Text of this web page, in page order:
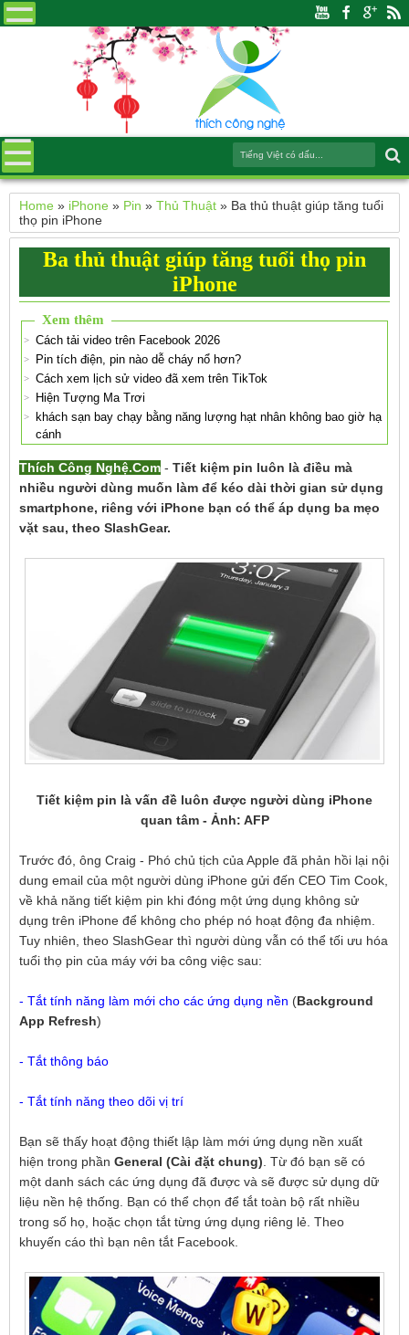
Home » iPhone » Pin »Thủ Thuật » Ba thủ thuật giúp tăng tuổi
thọ pin iPhone
Ba thủ thuật giúp tăng tuổi thọ pin
iPhone
Xem thêm
Cách tải video trên Facebook 2026
Pin tích điện, pin nào dễ cháy nổ hơn?
Cách xem lịch sử video đã xem trên TikTok
Hiện Tượng Ma Trơi
khách sạn bay chạy bằng năng lượng hạt nhân không bao giờ hạ
cánh
Thích Công Nghệ.Com -Tiết kiệm pin luôn là điều mà
nhiều người dùng muốn làm để kéo dài thời gian sử dụng
smartphone, riêng với iPhone bạn có thể áp dụng ba mẹo
vặt sau, theo SlashGear.
Tiết kiệm pin là vấn đề luôn được người dùng iPhone
quan tâm - Ảnh: AFP
Trước đó, ông Craig - Phó chủ tịch của Apple đã phản hồi lại nội
dung email của một người dùng iPhone gửi đến CEO Tim Cook,
về khả năng tiết kiệm pin khi đóng một ứng dụng không sử
dụng trên iPhone để không cho phép nó hoạt động đa nhiệm.
Tuy nhiên, theo SlashGear thì người dùng vẫn có thể tối ưu hóa
tuổi thọ pin của máy với ba công việc sau:
- Tắt tính năng làm mới cho các ứng dụng nền (Background
App Refresh)
- Tắt thông báo
- Tắt tính năng theo dõi vị trí
Bạn sẽ thấy hoạt động thiết lập làm mới ứng dụng nền xuất
hiện trong phầnGeneral (Cài đặt chung). Từ đó bạn sẽ có
một danh sách các ứng dụng đã được và sẽ được sử dụng dữ
liệu nền hệ thống. Bạn có thể chọn để tắt toàn bộ rất nhiều
trong số họ, hoặc chọn tắt từng ứng dụng riêng lẻ. Theo
khuyến cáo thì bạn nên tắt Facebook.